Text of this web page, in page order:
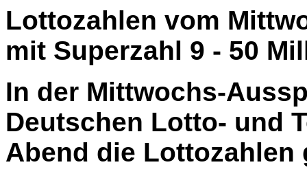
Lottozahlen vom
mit Superzahl 9 - 50
In der Mittwochs-
Deutschen Lotto- und
Abend die Lottozahlen